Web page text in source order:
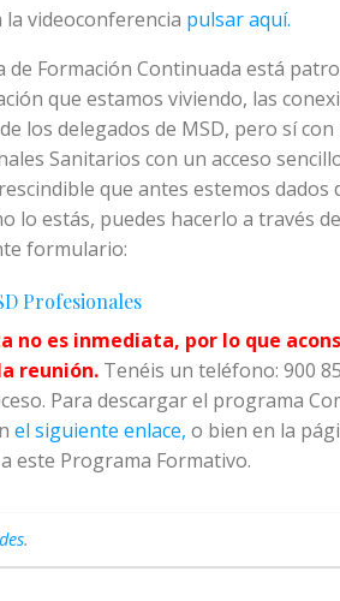
la videoconferencia pulsar aquí.
de Formación Continuada está
que estamos viviendo, las
los delegados de MSD, pero sí
Sanitarios con un acceso
que antes estemos
lo estás, puedes hacerlo a través
formulario:
Profesionales
no es inmediata, por lo que
reunión. Tenéis un teléfono: 900
Para descargar el programa
el siguiente enlace, o bien en la
este Programa Formativo.
.